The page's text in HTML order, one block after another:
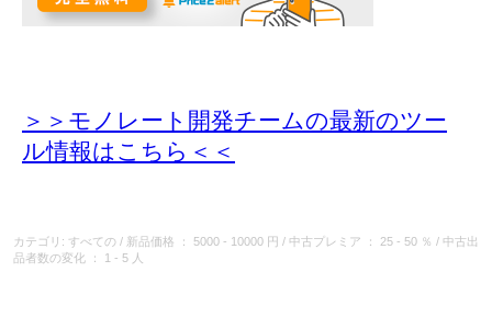
＞＞モノレート開発チームの最新のツー
ル情報はこちら＜＜
カテゴリ: すべての / 新品価格 ： 5000 - 10000 円 / 中古プレミア ： 25 - 50 ％ / 中古出
品者数の変化
： 1 - 5 人